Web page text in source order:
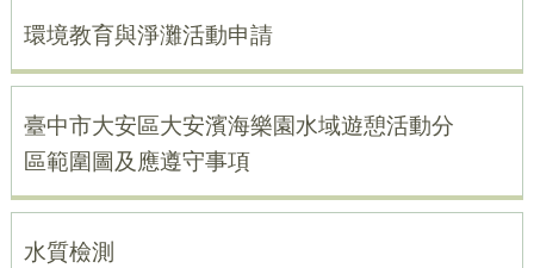
環境教育與淨灘活動申請
臺中市大安區大安濱海樂園水域遊憩活動分
區範圍圖及應遵守事項
水質檢測